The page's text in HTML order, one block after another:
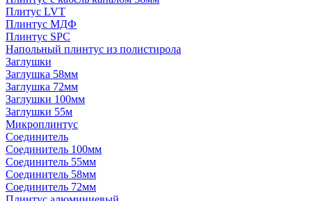
Плитус LVT
Плинтус МДФ
Плинтус SPC
Напольный плинтус из полистирола
Заглушки
Заглушка 58мм
Заглушка 72мм
Заглушки 100мм
Заглушки 55м
Микроплинтус
Соединитель
Соединитель 100мм
Соединитель 55мм
Соединитель 58мм
Соединитель 72мм